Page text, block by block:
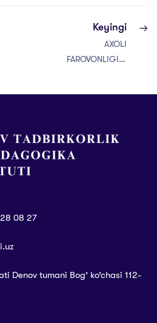
Keyingi
AXOLI
FAROVONLIGINI
08 27
Denov tumani Bog’ ko’chasi 112-